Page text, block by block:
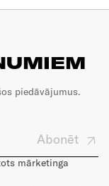
piedāvājumus.
Abonēt
mārketinga